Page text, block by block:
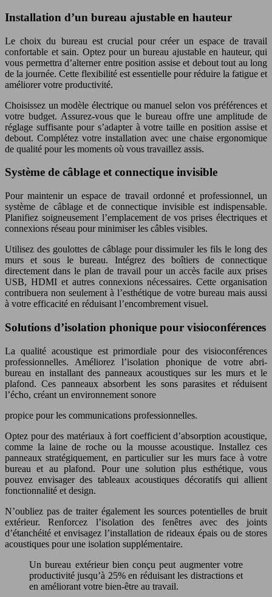
Installation d’un bureau ajustable en hauteur
Le choix du bureau est crucial pour créer un espace de travail
confortable et sain. Optez pour un bureau ajustable en hauteur, qui
vous permettra d’alterner entre position assise et debout tout au long
de la journée. Cette flexibilité est essentielle pour réduire la fatigue et
améliorer votre productivité.
Choisissez un modèle électrique ou manuel selon vos préférences et
votre budget. Assurez-vous que le bureau offre une amplitude de
réglage suffisante pour s’adapter à votre taille en position assise et
debout. Complétez votre installation avec une chaise ergonomique
de qualité pour les moments où vous travaillez assis.
Système de câblage et connectique invisible
Pour maintenir un espace de travail ordonné et professionnel, un
système de câblage et de connectique invisible est indispensable.
Planifiez soigneusement l’emplacement de vos prises électriques et
connexions réseau pour minimiser les câbles visibles.
Utilisez des goulottes de câblage pour dissimuler les fils le long des
murs et sous le bureau. Intégrez des boîtiers de connectique
directement dans le plan de travail pour un accès facile aux prises
USB, HDMI et autres connexions nécessaires. Cette organisation
contribuera non seulement à l’esthétique de votre bureau mais aussi
à votre efficacité en réduisant l’encombrement visuel.
Solutions d’isolation phonique pour visioconférences
La qualité acoustique est primordiale pour des visioconférences
professionnelles. Améliorez l’isolation phonique de votre abri-
bureau en installant des panneaux acoustiques sur les murs et le
plafond. Ces panneaux absorbent les sons parasites et réduisent
l’écho, créant un environnement sonore
propice pour les communications professionnelles.
Optez pour des matériaux à fort coefficient d’absorption acoustique,
comme la laine de roche ou la mousse acoustique. Installez ces
panneaux stratégiquement, en particulier sur les murs face à votre
bureau et au plafond. Pour une solution plus esthétique, vous
pouvez envisager des tableaux acoustiques décoratifs qui allient
fonctionnalité et design.
N’oubliez pas de traiter également les sources potentielles de bruit
extérieur. Renforcez l’isolation des fenêtres avec des joints
d’étanchéité et envisagez l’installation de rideaux épais ou de stores
acoustiques pour une isolation supplémentaire.
Un bureau extérieur bien conçu peut augmenter votre
productivité jusqu’à 25% en réduisant les distractions et
en améliorant votre bien-être au travail.